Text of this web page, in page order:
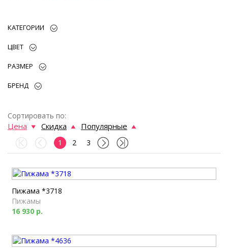
КАТЕГОРИИ
ЦВЕТ
РАЗМЕР
БРЕНД
Сортировать по:
Цена Скидка Популярные
1 2 3
Пижама *3718
Пижамы
16 930 р.